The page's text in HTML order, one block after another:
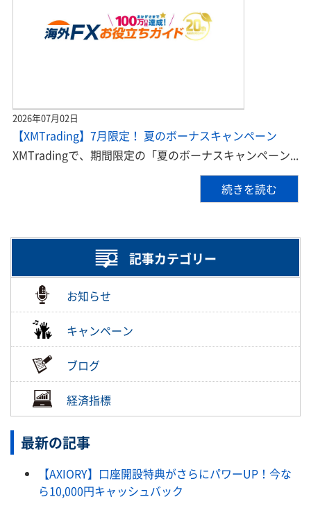
2026年07月02日
【XMTrading】7月限定！ 夏のボーナスキャンペーン
XMTradingで、期間限定の「夏のボーナスキャンペーン...
続きを読む
記事カテゴリー
お知らせ
キャンペーン
ブログ
経済指標
最新の記事
【AXIORY】口座開設特典がさらにパワーUP！今な
ら10,000円キャッシュバック